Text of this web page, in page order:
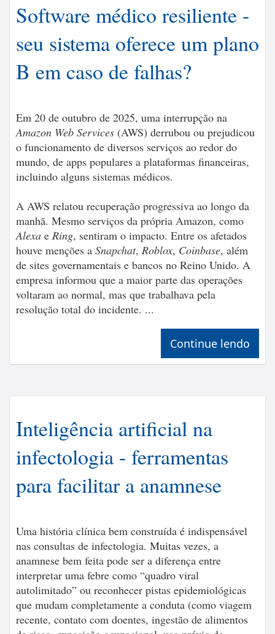
Software médico resiliente -
seu sistema oferece um plano
B em caso de falhas?
Em 20 de outubro de 2025, uma interrupção na
Amazon Web Services (AWS) derrubou ou prejudicou
o funcionamento de diversos serviços ao redor do
mundo, de apps populares a plataformas financeiras,
incluindo alguns sistemas médicos.
A AWS relatou recuperação progressiva ao longo da
manhã. Mesmo serviços da própria Amazon, como
Alexa e Ring, sentiram o impacto. Entre os afetados
houve menções a Snapchat, Roblox, Coinbase, além
de sites governamentais e bancos no Reino Unido. A
empresa informou que a maior parte das operações
voltaram ao normal, mas que trabalhava pela
resolução total do incidente. ...
Continue lendo
Inteligência artificial na
infectologia - ferramentas
para facilitar a anamnese
Uma história clínica bem construída é indispensável
nas consultas de infectologia. Muitas vezes, a
anamnese bem feita pode ser a diferença entre
interpretar uma febre como “quadro viral
autolimitado” ou reconhecer pistas epidemiológicas
que mudam completamente a conduta (como viagem
recente, contato com doentes, ingestão de alimentos